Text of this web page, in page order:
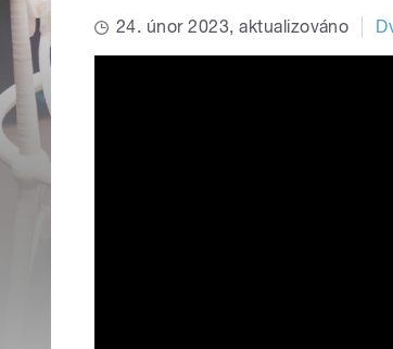
24. únor 2023, aktualizováno